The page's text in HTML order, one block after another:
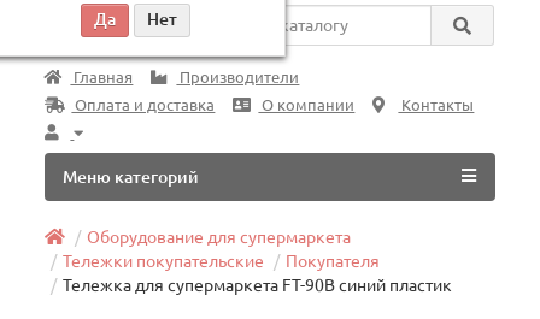
Везде
Главная
Производители
Оплата и доставка
О компании Контакты
Меню категорий
Оборудование для супермаркета
Тележки покупательские
Покупателя
Тележка для супермаркета FT-90B синий пластик